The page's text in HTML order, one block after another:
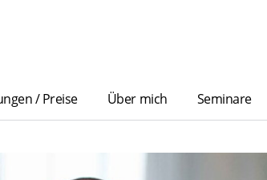
/ Preise Über mich Seminare